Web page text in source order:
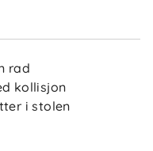
rad
kollisjon
i stolen
Bekreftet kjøper